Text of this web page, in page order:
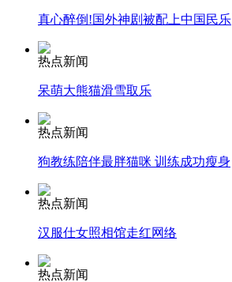
外交部：有关国家言论片面不公正
安徽一实载49人客车翻车
走！跟着总书记去植树
消防员救轻生者
真心醉倒!国外神剧被配上中国民乐
热点新闻
呆萌大熊猫滑雪取乐
热点新闻
狗教练陪伴最胖猫咪 训练成功瘦身
热点新闻
汉服仕女照相馆走红网络
热点新闻